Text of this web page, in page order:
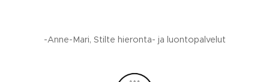
-Anne-Mari, Stilte hieronta- ja luontopalvelut